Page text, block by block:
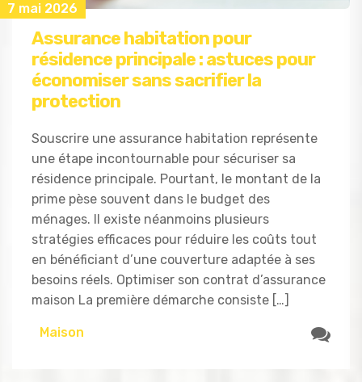
7 mai 2026
Assurance habitation pour
résidence principale : astuces pour
économiser sans sacrifier la
protection
Souscrire une assurance habitation représente
une étape incontournable pour sécuriser sa
résidence principale. Pourtant, le montant de la
prime pèse souvent dans le budget des
ménages. Il existe néanmoins plusieurs
stratégies efficaces pour réduire les coûts tout
en bénéficiant d’une couverture adaptée à ses
besoins réels. Optimiser son contrat d’assurance
maison La première démarche consiste […]
Maison